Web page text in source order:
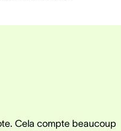
Cela compte beaucoup